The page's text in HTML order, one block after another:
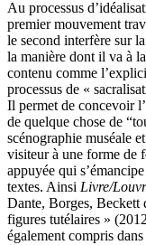
Au processus
premier mouvement
le second interfère sur
la manière dont il va à
contenu comme
processus de «
Il permet de concevoir
de quelque chose de
scénographie muséale
visiteur à une forme de
appuyée qui
textes. Ainsi Livre/
Dante, Borges, Beckett
figures tutélaires »
également compris